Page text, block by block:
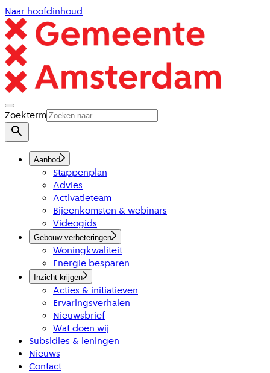
Naar hoofdinhoud
Zoekterm
Aanbod
Stappenplan
Advies
Activatieteam
Bijeenkomsten & webinars
Videogids
Gebouw verbeteringen
Woningkwaliteit
Energie besparen
Inzicht krijgen
Acties & initiatieven
Ervaringsverhalen
Nieuwsbrief
Wat doen wij
Subsidies & leningen
Nieuws
Contact